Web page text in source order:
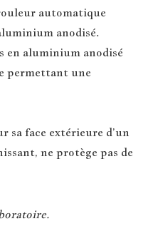
automatique
anodisé.
en aluminium anodisé
permettant une
sa face extérieure d’un
ne protège pas de